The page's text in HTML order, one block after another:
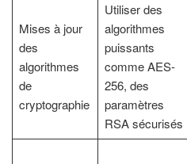
Mises à jour
des
algorithmes
de
cryptographie
Utiliser des
algorithmes
puissants
comme AES-
256, des
paramètres
RSA sécurisés